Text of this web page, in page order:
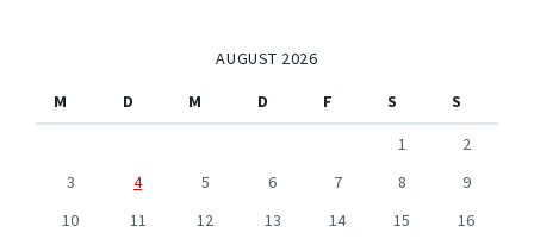
AUGUST 2026
M
D M D F S
S
1
2
3
4 5 6 7 8
9
10
11 12 13 14 15
16